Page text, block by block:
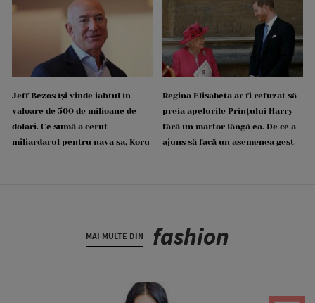
Jeff Bezos își vinde iahtul în
valoare de 500 de milioane de
dolari. Ce sumă a cerut
miliardarul pentru nava sa, Koru
Regina Elisabeta ar fi refuzat să
preia apelurile Prințului Harry
fără un martor lângă ea. De ce a
ajuns să facă un asemenea gest
MAI MULTE DIN fashion